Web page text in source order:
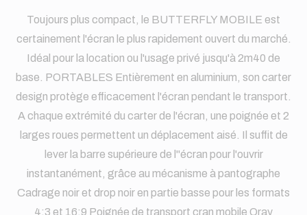
Toujours plus compact, le BUTTERFLY MOBILE est
certainement l'écran le plus rapidement ouvert du marché.
Idéal pour la location ou l'usage privé jusqu'à 2m40 de
base. PORTABLES Entièrement en aluminium, son carter
design protège efficacement l'écran pendant le transport.
A chaque extrémité du carter de l'écran, une poignée et 2
larges roues permettent un déplacement aisé. Il suffit de
lever la barre supérieure de l''écran pour l'ouvrir
instantanément, grâce au mécanisme à pantographe
Cadrage noir et drop noir en partie basse pour les formats
4:3 et 16:9 Poignée de transport cran mobile Oray